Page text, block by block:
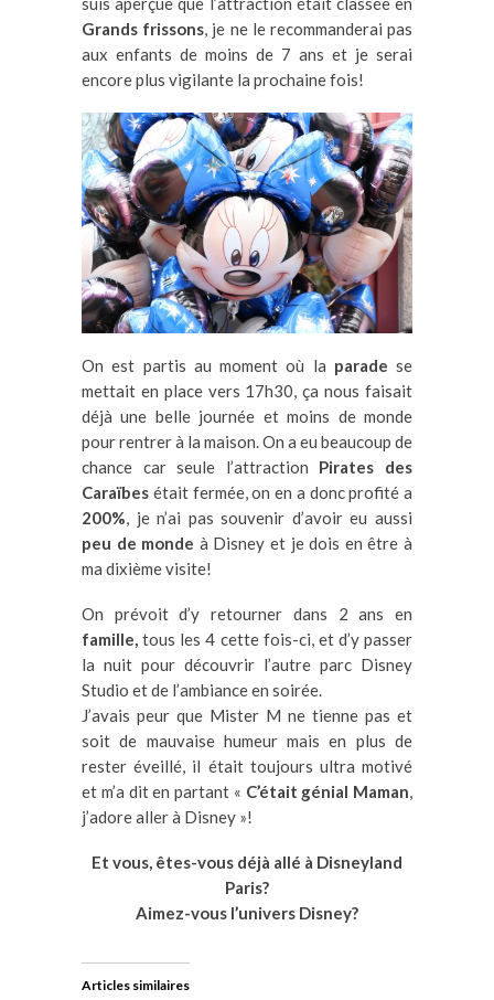
Grands frissons , je ne le recommanderai pas
aux enfants de moins de 7 ans et je serai
encore plus vigilante la prochaine fois!
On est partis au moment où la parade se
mettait en place vers 17h30, ça nous faisait
déjà une belle journée et moins de monde
pour rentrer à la maison. On a eu beaucoup de
chance car seule l’attraction Pirates des
Caraïbes était fermée, on en a donc profité a
200%, je n’ai pas souvenir d’avoir eu aussi
peu de monde à Disney et je dois en être à
ma dixième visite!
On prévoit d’y retourner dans 2 ans en
famille, tous les 4 cette fois-ci, et d’y passer
la nuit pour découvrir l’autre parc Disney
Studio et de l’ambiance en soirée.
J’avais peur que Mister M ne tienne pas et
soit de mauvaise humeur mais en plus de
rester éveillé, il était toujours ultra motivé
et m’a dit en partant « C’était génial Maman,
j’adore aller à Disney »!
Et vous, êtes-vous déjà allé à Disneyland
Paris?
Aimez-vous l’univers Disney?
Articles similaires